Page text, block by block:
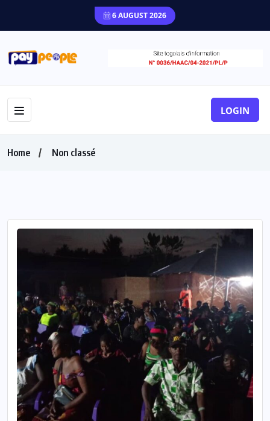
6 AUGUST 2026
LOGIN
Home Non classé